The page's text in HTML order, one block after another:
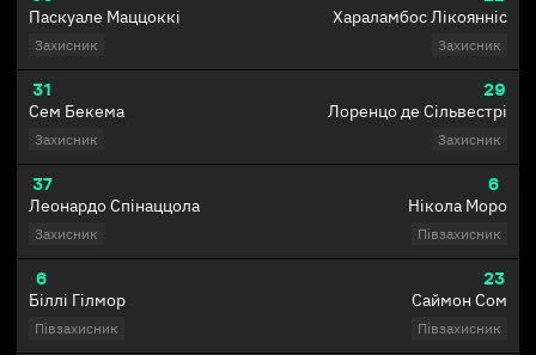
Паскуале Маццоккі
Захисник
31
Сем Бекема
Захисник
37
Леонардо Спінаццола
Захисник
6
Біллі Гілмор
Півзахисник
Хараламбос Лікоянніс
Захисник
29
Лоренцо де Сільвестрі
Захисник
6
Нікола Моро
Півзахисник
23
Саймон Сом
Півзахисник